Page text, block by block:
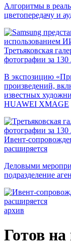
Алгоритмы в
цветопередачу и
Третьяковская
фотографии за 130
В экспозицию
произведений,
известных
HUAWEI XMAGE
Ивент-
расширяется
Деловыми
подразделение
архив
Готов на